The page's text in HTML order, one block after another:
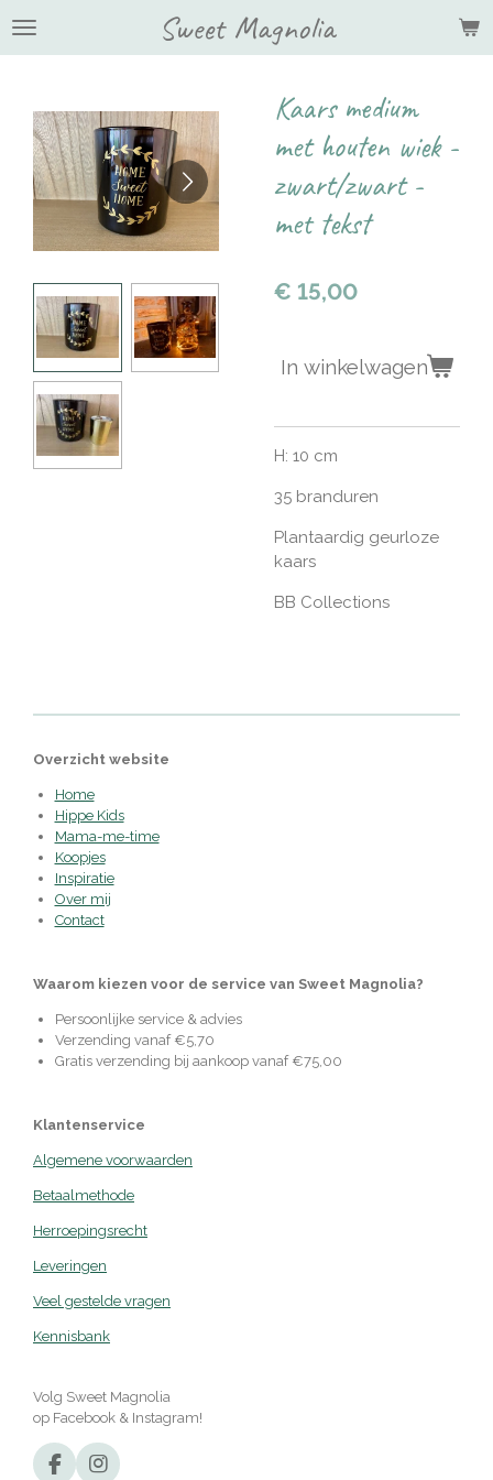
Ga
hoofdinhoud
Sweet Magnolia
Kaars medium
met houten wiek -
zwart/zwart -
met tekst
€ 15,00
In winkelwagen
H: 10 cm
35 branduren
Plantaardig geurloze
kaars
BB Collections
Overzicht website
Home
Hippe Kids
Mama-me-time
Koopjes
Inspiratie
Over mij
Contact
Waarom kiezen voor de service van Sweet Magnolia?
Persoonlijke service & advies
Verzending vanaf €5,70
Gratis verzending bij aankoop vanaf €75,00
Klantenservice
Algemene voorwaarden
Betaalmethode
Herroepingsrecht
Leveringen
Veel gestelde vragen
Kennisbank
Volg Sweet Magnolia
op Facebook & Instagram!
F
I